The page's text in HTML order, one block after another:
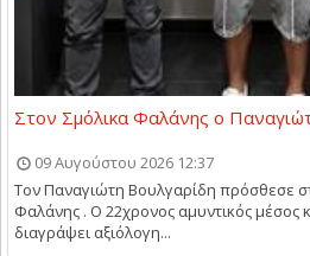
Στον Σμόλικα Φαλάνης ο
09 Αυγούστου 2026 12:37
Τον Παναγιώτη Βουλγαρίδη πρόσθεσε
Φαλάνης . Ο 22χρονος αμυντικός μέσος
διαγράψει αξιόλογη...